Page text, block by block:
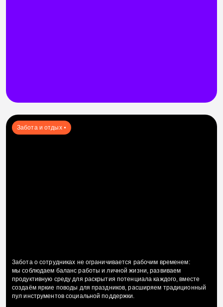
Забота и отдых
Забота о сотрудниках не ограничивается рабочим временем:
мы соблюдаем баланс работы и личной жизни, развиваем
продуктивную среду для раскрытия потенциала каждого, вместе
создаём яркие поводы для праздников, расширяем традиционный
пул инструментов социальной поддержки.